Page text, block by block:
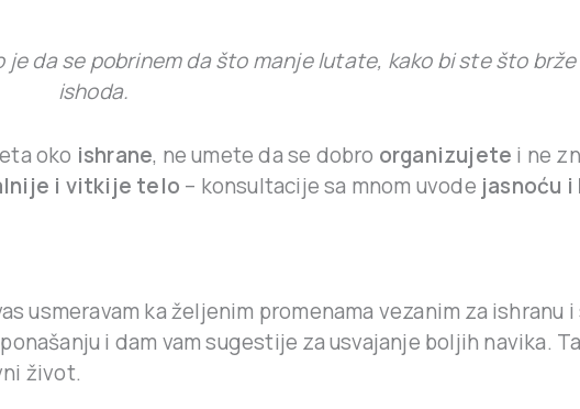
da se pobrinem da što manje lutate, kako bi ste što
ishoda.
oko ishrane, ne umete da se dobro organizujete i ne
i vitkije telo – konsultacije sa mnom uvode jasnoću
usmeravam ka željenim promenama vezanim za ishranu
i dam vam sugestije za usvajanje boljih navika.
život.